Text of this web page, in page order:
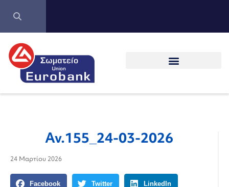
Αν.155_24-03-2026
24 Μαρτίου 2026
Facebook Twitter LinkedIn